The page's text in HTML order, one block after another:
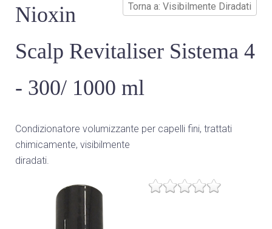
Torna a: Visibilmente Diradati
Nioxin
Scalp Revitaliser Sistema 4
- 300/ 1000 ml
Condizionatore volumizzante per capelli fini, trattati
chimicamente, visibilmente
diradati.